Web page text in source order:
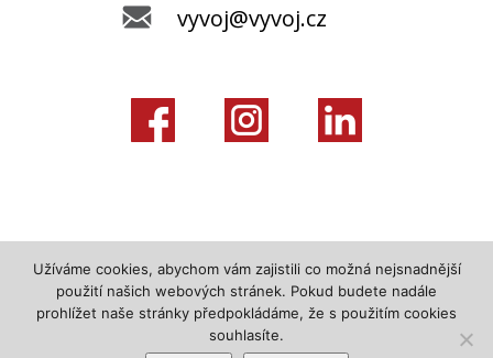
vyvoj@vyvoj.cz
Užíváme cookies, abychom vám zajistili co možná nejsnadnější
použití našich webových stránek. Pokud budete nadále
prohlížet naše stránky předpokládáme, že s použitím cookies
souhlasíte.